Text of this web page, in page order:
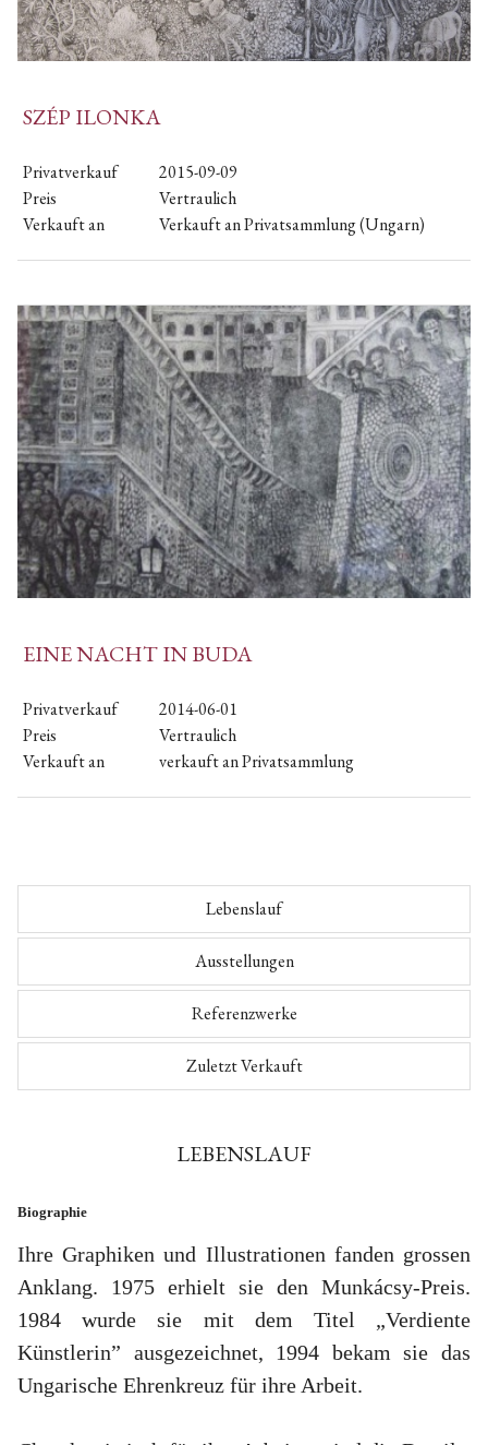
SZÉP ILONKA
Privatverkauf
2015-09-09
Preis
Vertraulich
Verkauft an
Verkauft an Privatsammlung (Ungarn)
EINE NACHT IN BUDA
Privatverkauf
2014-06-01
Preis
Vertraulich
Verkauft an
verkauft an Privatsammlung
Lebenslauf
Ausstellungen
Referenzwerke
Zuletzt Verkauft
LEBENSLAUF
Biographie
Ihre Graphiken und Illustrationen fanden grossen
Anklang. 1975 erhielt sie den Munkácsy-Preis.
1984 wurde sie mit dem Titel „Verdiente
Künstlerin” ausgezeichnet, 1994 bekam sie das
Ungarische Ehrenkreuz für ihre Arbeit.